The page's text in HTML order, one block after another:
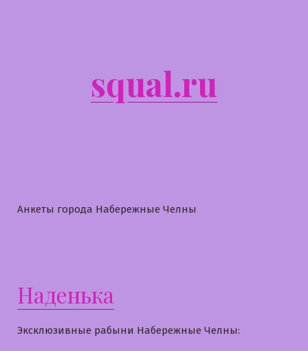
squal.ru
Анкеты города Набережные Челны
Наденька
Эксклюзивные рабыни Набережные Челны: